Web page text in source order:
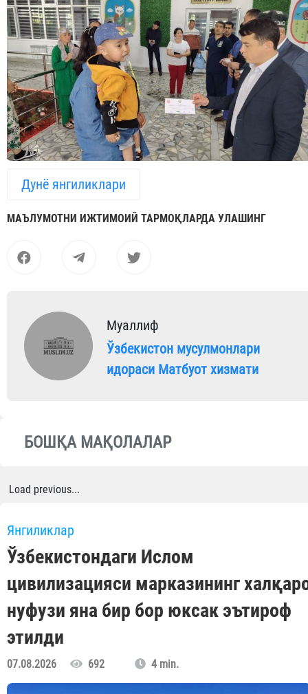
Дунё янгиликлари
МАЪЛУМОТНИ ИЖТИМОИЙ ТАРМОҚЛАРДА УЛАШИНГ
Муаллиф
Ўзбекистон мусулмонлари
идораси Матбуот хизмати
БОШҚА МАҚОЛАЛАР
Load previous...
Янгиликлар
Ўзбекистондаги Ислом
цивилизацияси марказининг
нуфузи яна бир бор юксак эътироф
этилди
07.08.2026 692 4 min.